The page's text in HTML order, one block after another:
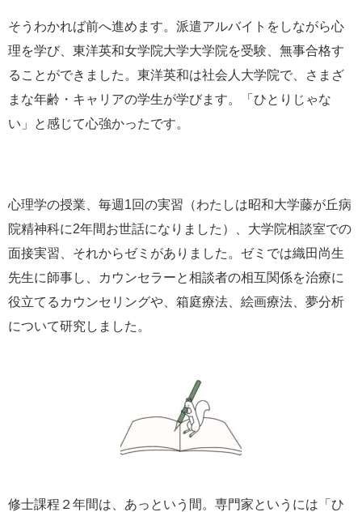
そうわかれば前へ進めます。派遣アルバイトをしながら心
理を学び、東洋英和女学院大学大学院を受験、無事合格す
ることができました。東洋英和は社会人大学院で、さまざ
まな年齢・キャリアの学生が学びます。「ひとりじゃな
い」と感じて心強かったです。
心理学の授業、毎週1回の実習（わたしは昭和大学藤が丘病
院精神科に2年間お世話になりました）、大学院相談室での
面接実習、それからゼミがありました。ゼミでは織田尚生
先生に師事し、カウンセラーと相談者の相互関係を治療に
役立てるカウンセリングや、箱庭療法、絵画療法、夢分析
について研究しました。
修士課程２年間は、あっという間。専門家というには「ひ